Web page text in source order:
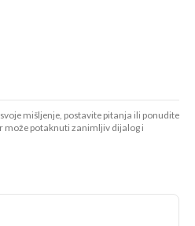
mišljenje, postavite pitanja ili ponudite
može potaknuti zanimljiv dijalog i